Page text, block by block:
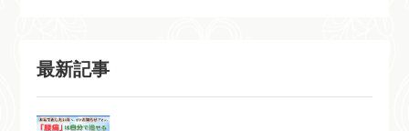
最新記事